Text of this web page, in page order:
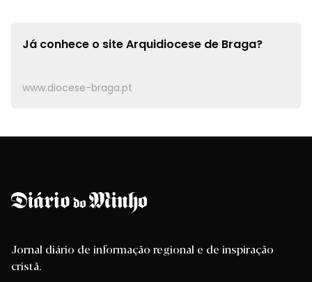
Já conhece o siteArquidiocese de Braga?
www.diocese-braga.pt
Jornal diário de informação regional e de inspiração
cristã.